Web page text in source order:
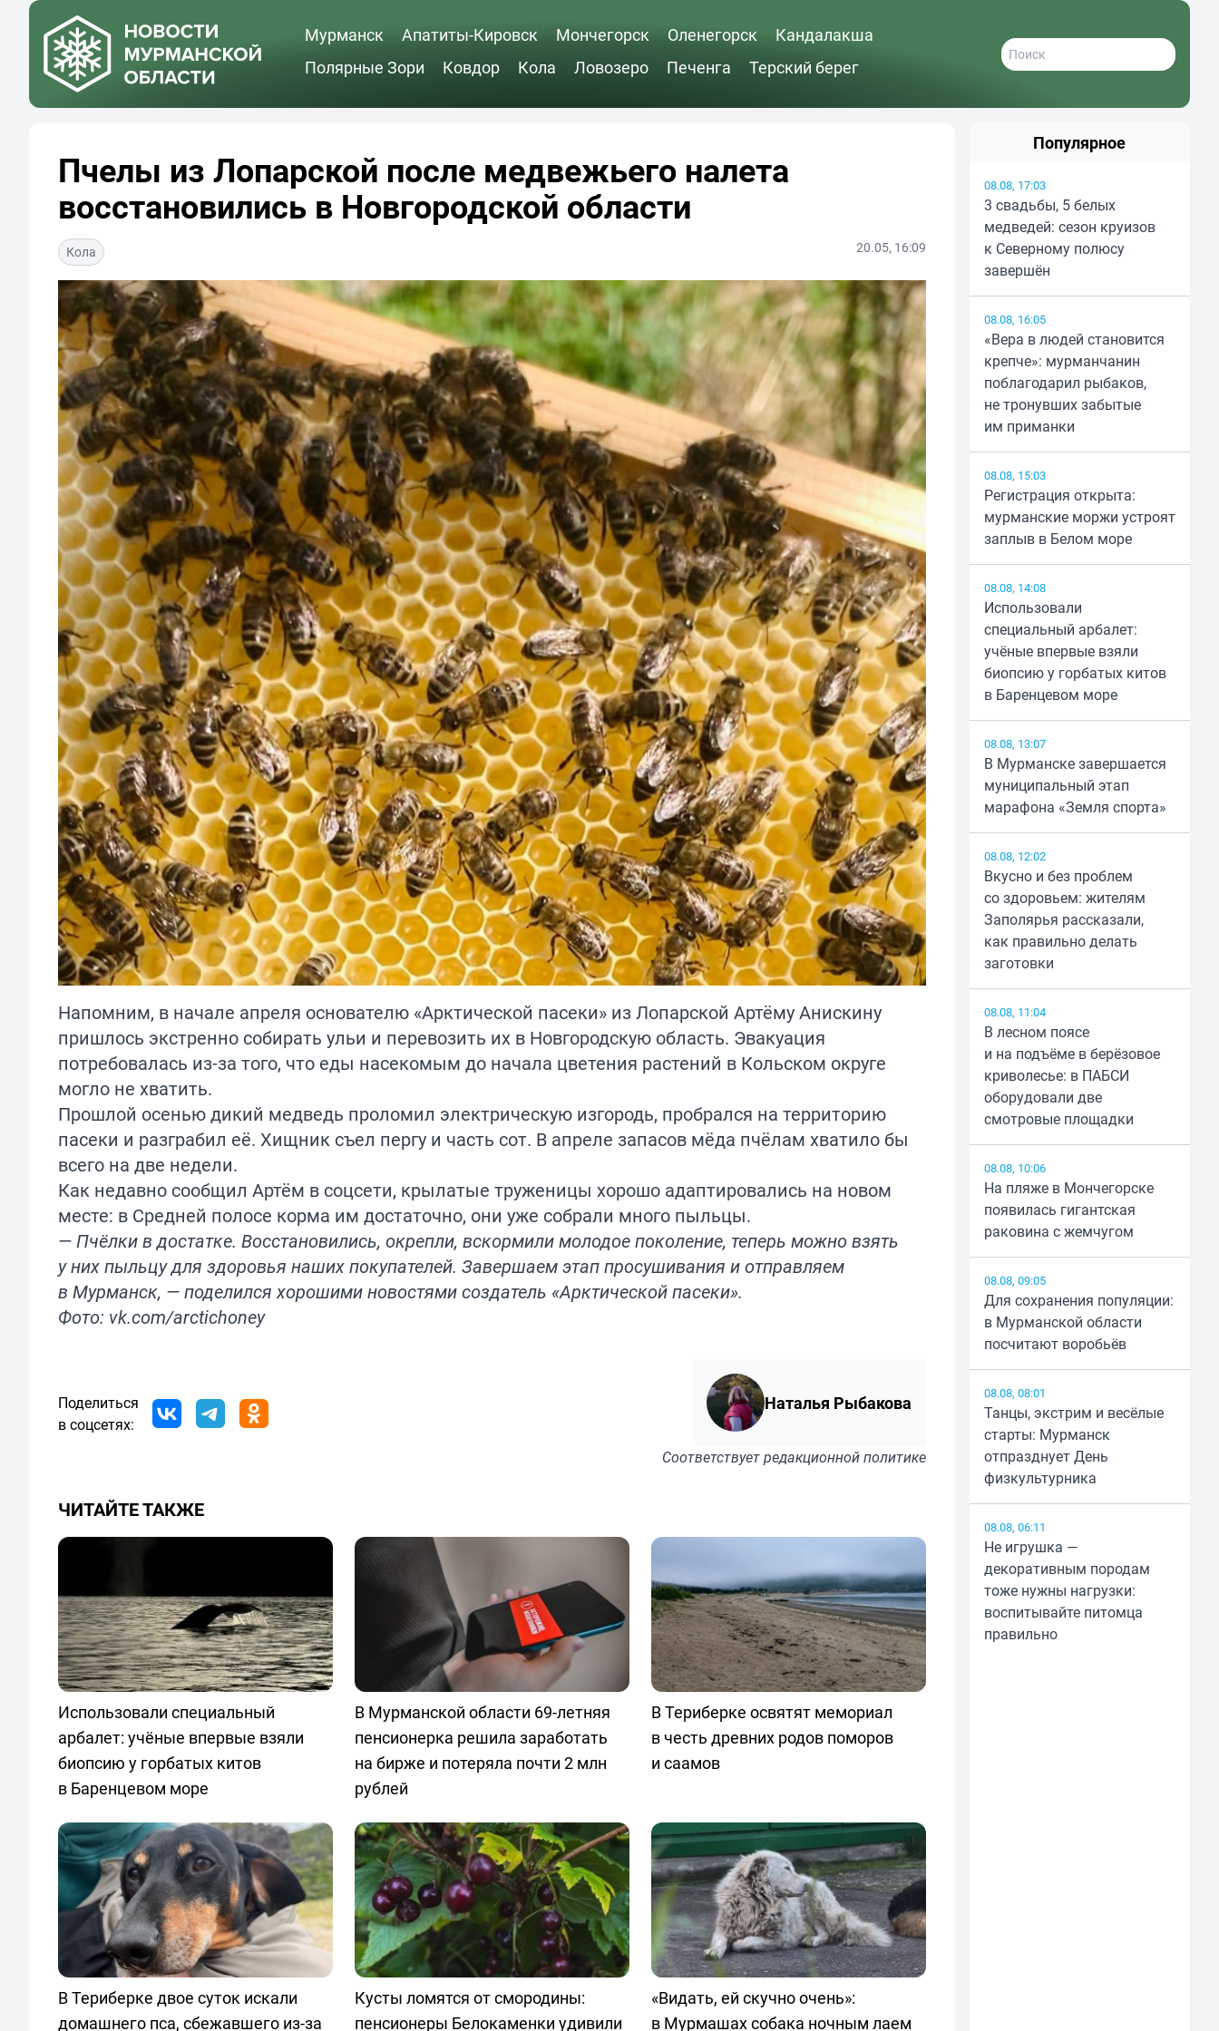
Мурманск Апатиты-Кировск Мончегорск Оленегорск
Кандалакша
Полярные Зори
Ковдор Кола Ловозеро Печенга Терский берег
Пчелы из Лопарской после медвежьего налета
восстановились в Новгородской области
Кола 20.05, 16:09
Напомним, в начале апреля основателю «Арктической пасеки» из Лопарской Артёму Анискину
пришлось экстренно собирать ульи и перевозить их в Новгородскую область. Эвакуация
потребовалась из-за того, что еды насекомым до начала цветения растений в Кольском округе
могло не хватить.
Прошлой осенью дикий медведь проломил электрическую изгородь, пробрался на территорию
пасеки и разграбил её. Хищник съел пергу и часть сот. В апреле запасов мёда пчёлам хватило бы
всего на две недели.
Как недавно сообщил Артём в соцсети, крылатые труженицы хорошо адаптировались на новом
месте: в Средней полосе корма им достаточно, они уже собрали много пыльцы.
— Пчёлки в достатке. Восстановились, окрепли, вскормили молодое поколение, теперь можно взять
у них пыльцу для здоровья наших покупателей. Завершаем этап просушивания и отправляем
в Мурманск, — поделился хорошими новостями создатель «Арктической пасеки».
Фото: vk.com/arctichoney
Поделиться
в соцсетях:
Наталья Рыбакова
Соответствуетредакционной политике
ЧИТАЙТЕ ТАКЖЕ
Использовали специальный
арбалет: учёные впервые взяли
биопсию у горбатых китов
в Баренцевом море
В Мурманской области 69-летняя
пенсионерка решила заработать
на бирже и потеряла почти 2 млн
рублей
В Териберке освятят мемориал
в честь древних родов поморов
и саамов
В Териберке двое суток искали
домашнего пса, сбежавшего из-за
Кусты ломятся от смородины:
пенсионеры Белокаменки удивили
«Видать, ей скучно очень»:
в Мурмашах собака ночным лаем
Популярное
08.08, 17:03
3 свадьбы, 5 белых
медведей: сезон круизов
к Северному полюсу
завершён
08.08, 16:05
«Вера в людей становится
крепче»: мурманчанин
поблагодарил рыбаков,
не тронувших забытые
им приманки
08.08, 15:03
Регистрация открыта:
мурманские моржи устроят
заплыв в Белом море
08.08, 14:08
Использовали
специальный арбалет:
учёные впервые взяли
биопсию у горбатых китов
в Баренцевом море
08.08, 13:07
В Мурманске завершается
муниципальный этап
марафона «Земля спорта»
08.08, 12:02
Вкусно и без проблем
со здоровьем: жителям
Заполярья рассказали,
как правильно делать
заготовки
08.08, 11:04
В лесном поясе
и на подъёме в берёзовое
криволесье: в ПАБСИ
оборудовали две
смотровые площадки
08.08, 10:06
На пляже в Мончегорске
появилась гигантская
раковина с жемчугом
08.08, 09:05
Для сохранения популяции:
в Мурманской области
посчитают воробьёв
08.08, 08:01
Танцы, экстрим и весёлые
старты: Мурманск
отпразднует День
физкультурника
08.08, 06:11
Не игрушка —
декоративным породам
тоже нужны нагрузки:
воспитывайте питомца
правильно